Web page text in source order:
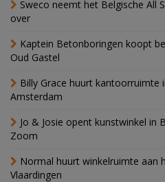
Sweco neemt het Belgische All
over
Kaptein Betonboringen koopt
Oud Gastel
Billy Grace huurt kantoorruimte
Amsterdam
Jo & Josie opent kunstwinkel in
Zoom
Normal huurt winkelruimte aan
Vlaardingen